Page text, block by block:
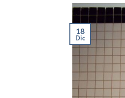
18
Dic